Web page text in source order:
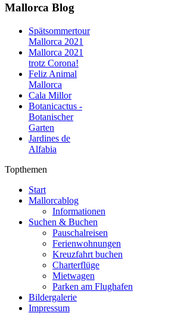
Mallorca Blog
Spätsommertour
Mallorca 2021
Mallorca 2021
trotz Corona!
Feliz Animal
Mallorca
Cala Millor
Botanicactus -
Botanischer
Garten
Jardines de
Alfabia
Topthemen
Start
Mallorcablog
Informationen
Suchen & Buchen
Pauschalreisen
Ferienwohnungen
Kreuzfahrt buchen
Charterflüge
Mietwagen
Parken am Flughafen
Bildergalerie
Impressum